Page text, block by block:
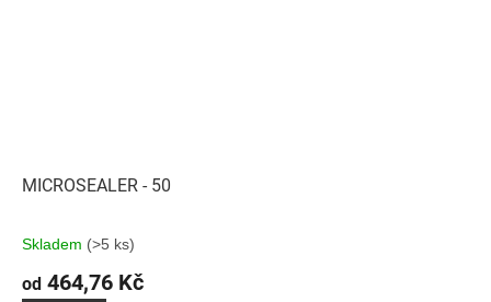
MICROSEALER - 50
Skladem (>5 ks)
od 464,76 Kč